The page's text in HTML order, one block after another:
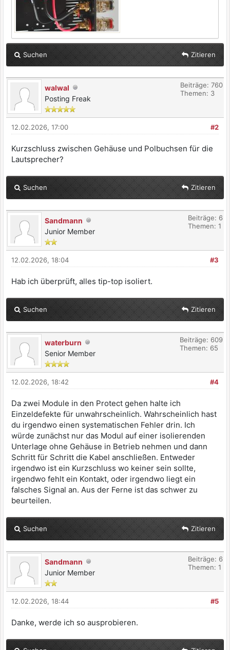
Suchen Zitieren
walwal
Posting Freak
Beiträge: 760
Themen: 3
#2
12.02.2026, 17:00
Kurzschluss zwischen Gehäuse und Polbuchsen für die
Lautsprecher?
Suchen Zitieren
Sandmann
Junior Member
Beiträge: 6
Themen: 1
#3
12.02.2026, 18:04
Hab ich überprüft, alles tip-top isoliert.
Suchen Zitieren
waterburn
Senior Member
Beiträge: 609
Themen: 65
#4
12.02.2026, 18:42
Da zwei Module in den Protect gehen halte ich
Einzeldefekte für unwahrscheinlich. Wahrscheinlich hast
du irgendwo einen systematischen Fehler drin. Ich
würde zunächst nur das Modul auf einer isolierenden
Unterlage ohne Gehäuse in Betrieb nehmen und dann
Schritt für Schritt die Kabel anschließen. Entweder
irgendwo ist ein Kurzschluss wo keiner sein sollte,
irgendwo fehlt ein Kontakt, oder irgendwo liegt ein
falsches Signal an. Aus der Ferne ist das schwer zu
beurteilen.
Suchen Zitieren
Sandmann
Junior Member
Beiträge: 6
Themen: 1
#5
12.02.2026, 18:44
Danke, werde ich so ausprobieren.